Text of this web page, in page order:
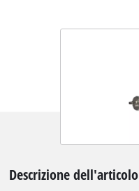
Descrizione dell'articolo